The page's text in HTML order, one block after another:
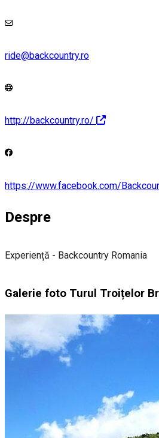
ride@backcountry.ro
http://backcountry.ro/
https://www.facebook.com/
Despre
Experiență - Backcountry Romania
Galerie foto Turul Troițelor